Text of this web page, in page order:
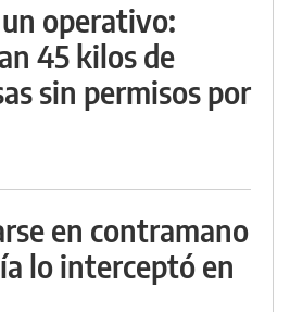
operativo:
45 kilos de
sin permisos por
en contramano
lo interceptó en